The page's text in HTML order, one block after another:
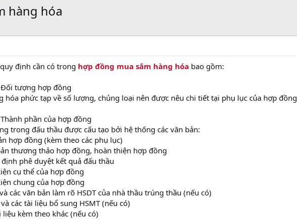
hàng hóa
định cần có trong hợp đồng mua sắm hàng hóa bao gồm:
tượng hợp đồng
hóa phức tạp về số lượng, chủng loại nên được nêu chi tiết tại phụ lục của hợp đồng
phần của hợp đồng
trong đấu thầu được cấu tạo bởi hệ thống các văn bản:
hợp đồng (kèm theo các phụ lục)
thương thảo hợp đồng, hoàn thiện hợp đồng
phê duyệt kết quả đấu thầu
cụ thể của hợp đồng
chung của hợp đồng
các văn bản làm rõ HSDT của nhà thầu trúng thầu (nếu có)
các tài liệu bổ sung HSMT (nếu có)
liệu kèm theo khác (nếu có)